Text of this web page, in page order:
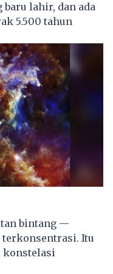
lahir, dan ada
5.500 tahun
bintang —
Itu
konstelasi